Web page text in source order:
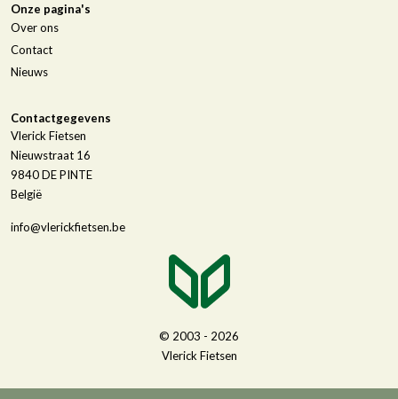
Onze pagina's
Over ons
Contact
Nieuws
Contactgegevens
Vlerick Fietsen
Nieuwstraat 16
9840DE PINTE
België
info@vlerickfietsen.be
© 2003 - 2026
Vlerick Fietsen